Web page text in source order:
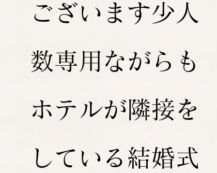
ございます少人
数専用ながらも
ホテルが隣接を
している結婚式